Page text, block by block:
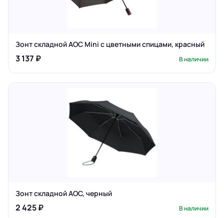
Зонт складной AOC Mini с цветными спицами, красный
3 137 ₽ В наличии
Зонт складной AOC, черный
2 425 ₽ В наличии